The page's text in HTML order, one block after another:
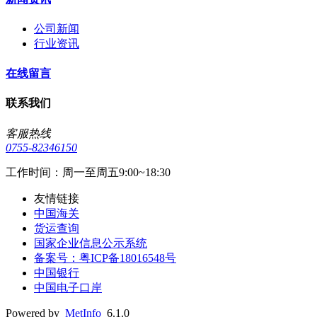
公司新闻
行业资讯
在线留言
联系我们
客服热线
0755-82346150
工作时间：周一至周五9:00~18:30
友情链接
中国海关
货运查询
国家企业信息公示系统
备案号：粤ICP备18016548号
中国银行
中国电子口岸
Powered by MetInfo 6.1.0